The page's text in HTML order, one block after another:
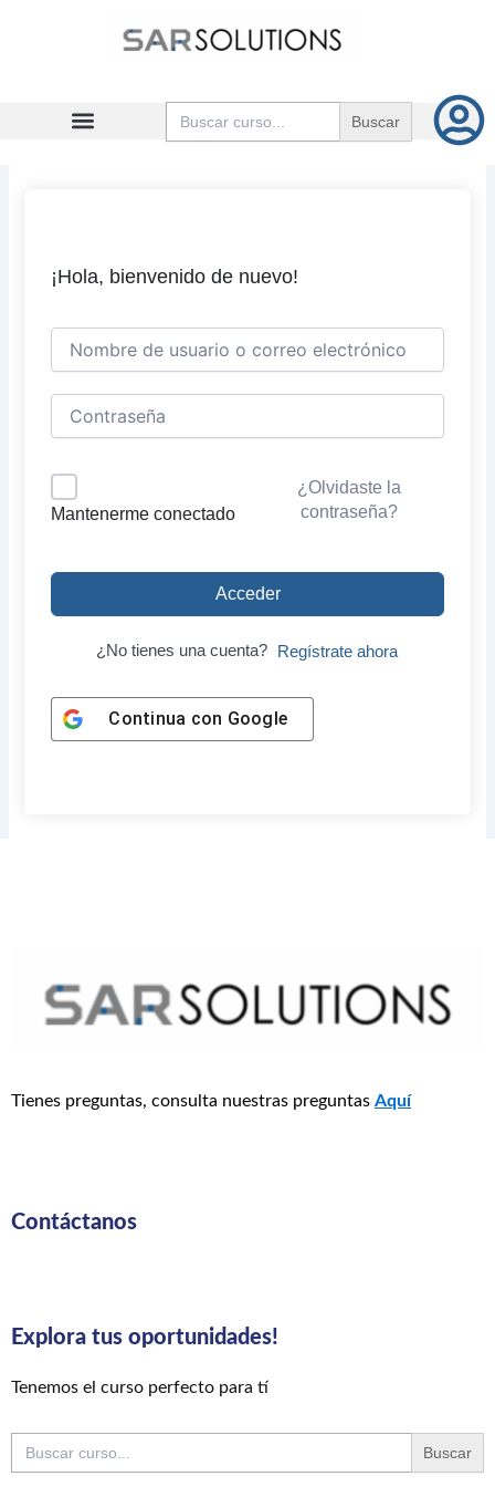
Buscar:
¡Hola, bienvenido de nuevo!
Mantenerme conectado
¿Olvidaste la
contraseña?
Acceder
¿No tienes una cuenta? Regístrate ahora
Continua con Google
Tienes preguntas, consulta nuestras preguntas Aquí
Contáctanos
Explora tus oportunidades!
Tenemos el curso perfecto para tí
Buscar: